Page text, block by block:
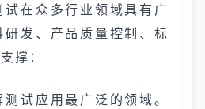
在众多行业领域具有广
发、产品质量控制、标
撑：
试应用最广泛的领域。